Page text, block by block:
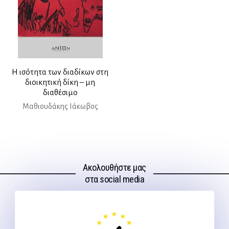
Η ισότητα των διαδίκων στη
διοικητική δίκη – μη
διαθέσιμο
Μαθιουδάκης Ιάκωβος
Ακολουθήστε μας
στα social media